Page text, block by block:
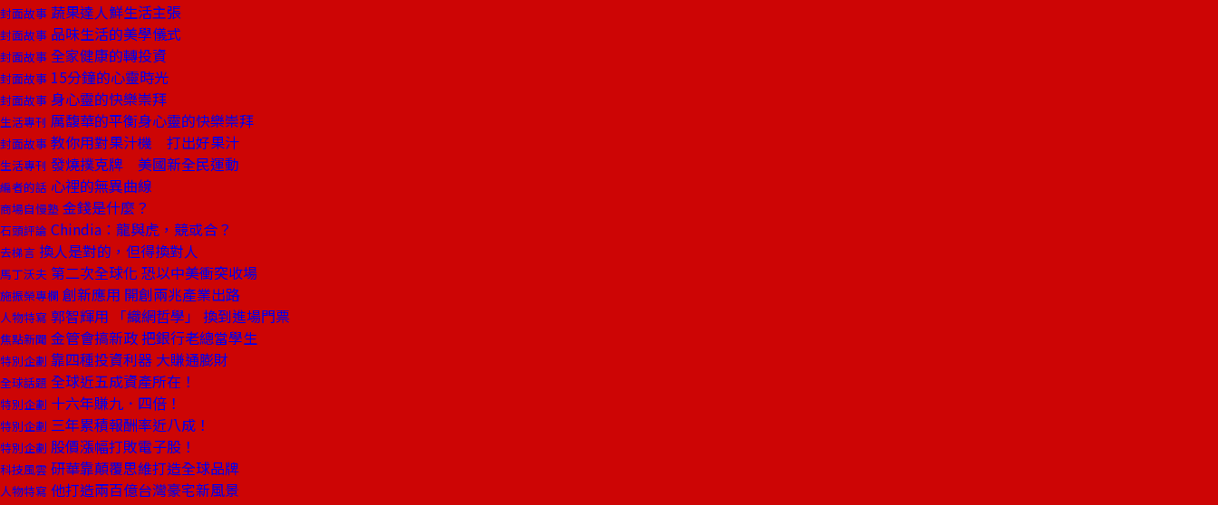
封面故事 蔬果達人鮮生活主張
封面故事 品味生活的美學儀式
封面故事 全家健康的轉投資
封面故事 15分鐘的心靈時光
封面故事 身心靈的快樂崇拜
生活專刊 厲馥華的平衡身心靈的快樂崇拜
封面故事 教你用對果汁機 打出好果汁
生活專刊 發燒撲克牌 美國新全民運動
編者的話 心裡的無異曲線
商場自慢塾 金錢是什麼？
石頭評論 Chindia：龍與虎，競或合？
去梯言 換人是對的，但得換對人
馬丁沃夫 第二次全球化 恐以中美衝突收場
施振榮專欄 創新應用 開創兩兆產業出路
人物特寫 郭智輝用 「織網哲學」 換到進場門票
焦點新聞 金管會搞新政 把銀行老總當學生
特別企劃 靠四種投資利器 大賺通膨財
全球話題 全球近五成資產所在！
特別企劃 十六年賺九．四倍！
特別企劃 三年累積報酬率近八成！
特別企劃 股價漲幅打敗電子股！
科技風雲 研華靠顛覆思維打造全球品牌
人物特寫 他打造兩百億台灣豪宅新風景